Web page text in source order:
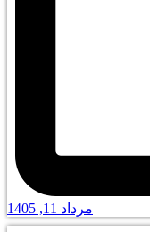
مرداد 11, 1405